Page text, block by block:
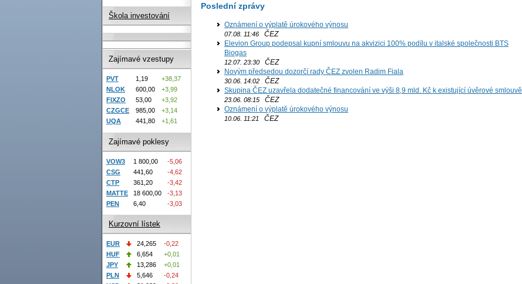
Poslední zprávy
Oznámení o výplatě úrokového výnosu
07.08. 11:46 ČEZ
Elevion Group podepsal kupní smlouvu na akvizici 100% podílu v italské společnosti BTS
Biogas
12.07. 23:30 ČEZ
Novým předsedou dozorčí rady ČEZ zvolen Radim Fiala
30.06. 14:02 ČEZ
Skupina ČEZ uzavřela dodatečné financování ve výši 8,9 mld. Kč k existující úvěrové smlouvě
23.06. 08:15 ČEZ
Oznámení o výplatě úrokového výnosu
10.06. 11:21 ČEZ
Škola investování
Zajímavé vzestupy
PVT 1,19
+38,37
NLOK
600,00
+3,99
FIXZO
53,00
+3,92
CZGCE
985,00
+3,14
UQA
441,80 +1,61
Zajímavé poklesy
VOW3 1 800,00
-5,06
CSG
441,60
-4,62
CTP
361,20
-3,42
MATTE
18 600,00
-3,13
PEN
6,40 -3,03
Kurzovní lístek
EUR 24,265
-0,22
HUF
6,654
+0,01
JPY
13,286
+0,01
PLN
5,646
-0,24